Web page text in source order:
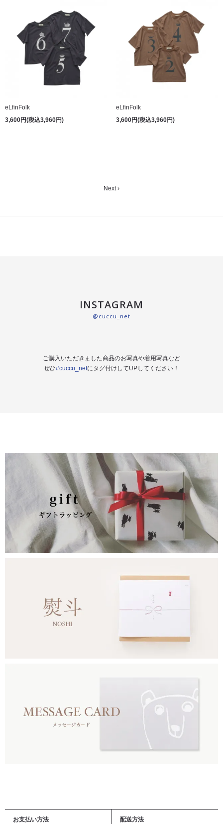
eLfinFolk
3,600円(税込3,960円)
eLfinFolk
3,600円(税込3,960円)
Next ›
INSTAGRAM
@cuccu_net
ご購入いただきました商品のお写真や着用写真など
ぜひ#cuccu_netにタグ付けしてUPしてください！
お支払い方法 配送方法